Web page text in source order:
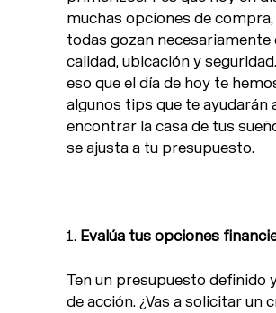
muchas opciones de
todas gozan necesariamente
calidad, ubicación y
eso que el día de hoy te
algunos tips que te ayudarán
encontrar la casa de tus
se ajusta a tu presupuesto.
Evalúa tus opciones
Ten un presupuesto definido
de acción. ¿Vas a solicitar un